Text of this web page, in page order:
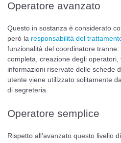
Operatore avanzato
Questo in sostanza è considerato
però la responsabilità del
funzionalità del coordinatore tranne:
completa, creazione degli
informazioni riservate delle schede
utente viene utilizzato solitamente
di segreteria
Operatore semplice
Rispetto all’avanzato questo livello